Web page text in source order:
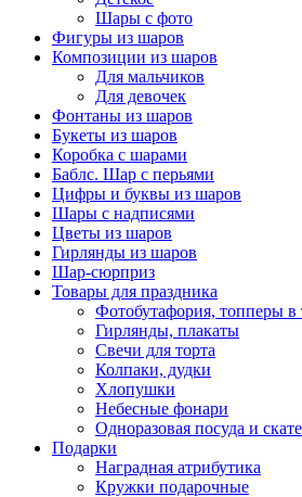
Шары с фото
Фигуры из шаров
Композиции из шаров
Для мальчиков
Для девочек
Фонтаны из шаров
Букеты из шаров
Коробка с шарами
Баблс. Шар с перьями
Цифры и буквы из шаров
Шары с надписями
Цветы из шаров
Гирлянды из шаров
Шар-сюрприз
Товары для праздника
Фотобутафория, топперы в
Гирлянды, плакаты
Свечи для торта
Колпаки, дудки
Хлопушки
Небесные фонари
Одноразовая посуда и
Подарки
Наградная атрибутика
Кружки подарочные